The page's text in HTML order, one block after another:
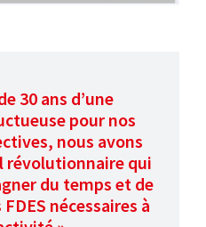
30 ans d’une
pour nos
nous avons
révolutionnaire qui
du temps et de
nécessaires à